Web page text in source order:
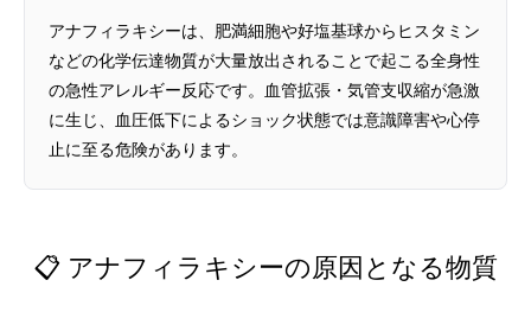
アナフィラキシーは、肥満細胞や好塩基球からヒスタミン
などの化学伝達物質が大量放出されることで起こる全身性
の急性アレルギー反応です。血管拡張・気管支収縮が急激
に生じ、血圧低下によるショック状態では意識障害や心停
止に至る危険があります。
📋 アナフィラキシーの原因となる物質